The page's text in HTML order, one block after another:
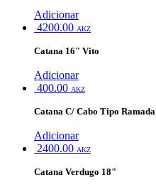
Adicionar
4200.00 AKZ
Catana 16" Vito
Adicionar
400.00 AKZ
Catana C/ Cabo Tipo Ramada
Adicionar
2400.00 AKZ
Catana Verdugo 18"